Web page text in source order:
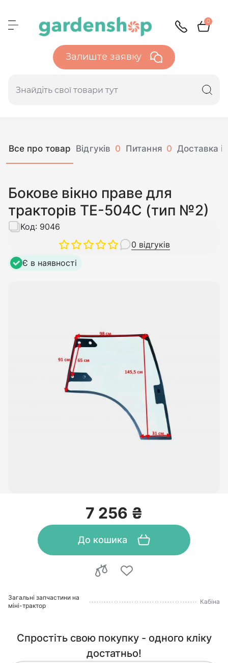
0
Залиште заявку
Все про товар Відгуків 0 Питання 0 Доставка і
Бокове вікно праве для
тракторів ТЕ-504С (тип №2)
0 відгуків
Код: 9046
Є в наявності
7 256 ₴
До кошика
Загальні запчастини на
міні-трактор
Кабіна
Спростіть свою покупку - одного кліку
достатньо!